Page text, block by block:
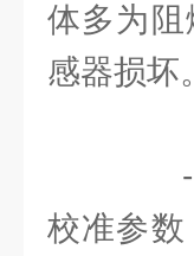
体多为
感器损坏。
-禁
校准参